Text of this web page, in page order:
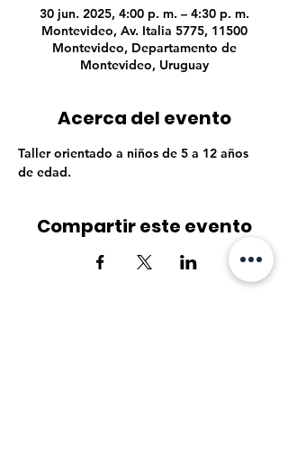
30 jun. 2025, 4:00 p. m. – 4:30 p. m.
Montevideo, Av. Italia 5775, 11500
Montevideo, Departamento de
Montevideo, Uruguay
Acerca del evento
Taller orientado a niños de 5 a 12 años
de edad.
Compartir este evento